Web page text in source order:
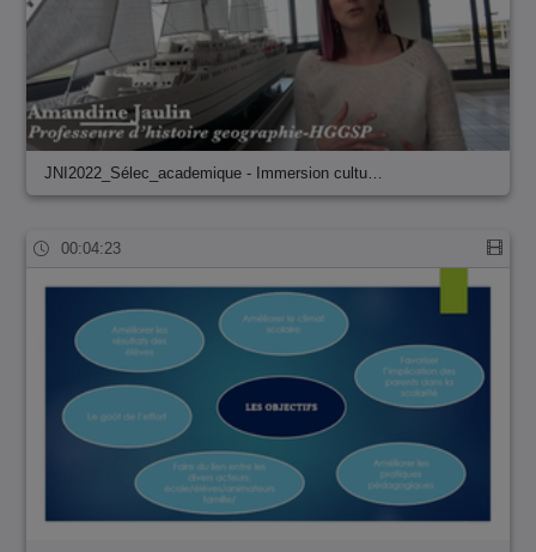
JNI2022_Sélec_academique - Immersion cultu…
00:04:23